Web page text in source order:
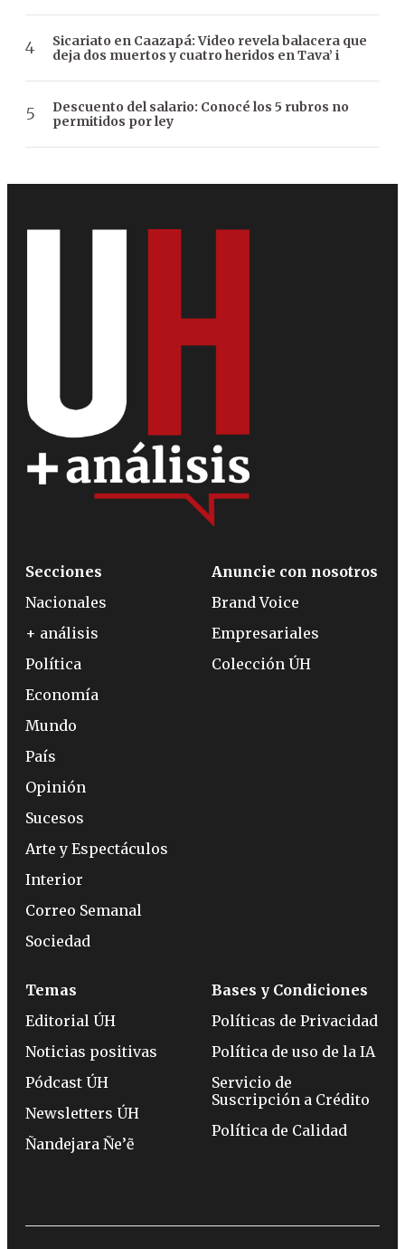
Sicariato en Caazapá: Video revela balacera que
deja dos muertos y cuatro heridos en Tava’ i
Descuento del salario: Conocé los 5 rubros no
permitidos por ley
Secciones
Nacionales
+ análisis
Política
Economía
Mundo
País
Opinión
Sucesos
Arte y Espectáculos
Interior
Correo Semanal
Sociedad
Anuncie con nosotros
Brand Voice
Empresariales
Colección ÚH
Temas
Editorial ÚH
Noticias positivas
Pódcast ÚH
Newsletters ÚH
Ñandejara Ñe’ẽ
Bases y Condiciones
Políticas de Privacidad
Política de uso de la IA
Servicio de
Suscripción a Crédito
Política de Calidad